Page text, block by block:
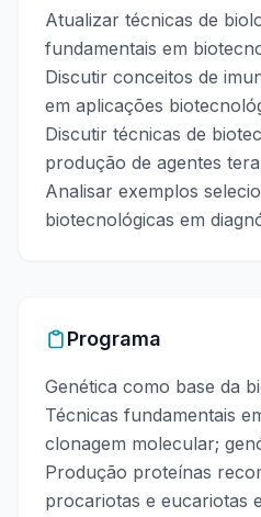
Atualizar técnicas de
fundamentais em
Discutir conceitos de
em aplicações
Discutir técnicas de
produção de agentes
Analisar exemplos
biotecnológicas em
Programa
Genética como base da
Técnicas fundamentais
clonagem molecular;
Produção proteínas
procariotas e eucariotas